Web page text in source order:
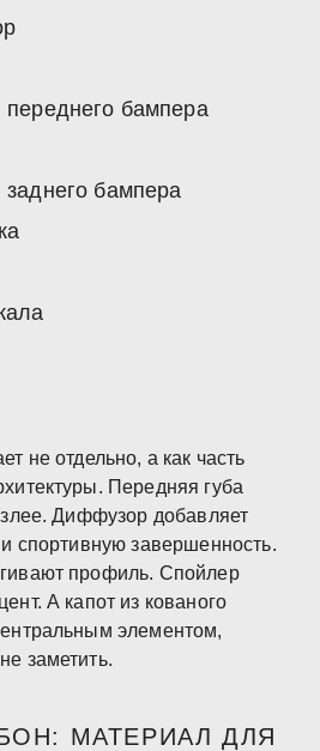
переднего бампера
бампера
не отдельно, а как часть
Передняя губа
Диффузор добавляет
спортивную завершенность.
профиль. Спойлер
А капот из кованого
элементом,
заметить.
МАТЕРИАЛ ДЛЯ